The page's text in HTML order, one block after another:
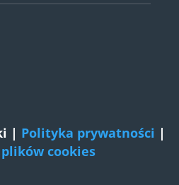
| Polityka prywatności |
cookies